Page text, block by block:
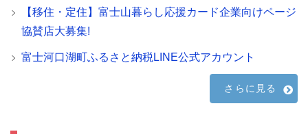
【移住・定住】富士山暮らし応援カード企業向けページ
協賛店大募集!
富士河口湖町ふるさと納税LINE公式アカウント
さらに見る